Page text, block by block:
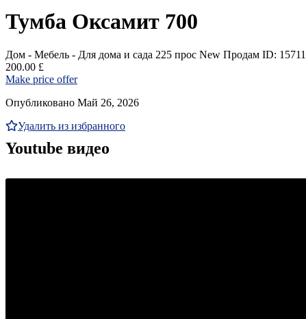
Тумба Оксамит 700
Дом - Мебель - Для дома и сада 225 прос New Продам ID: 15711
200.00 £
Make price offer
Опубликовано Май 26, 2026
Удалить из избранного
Youtube видео